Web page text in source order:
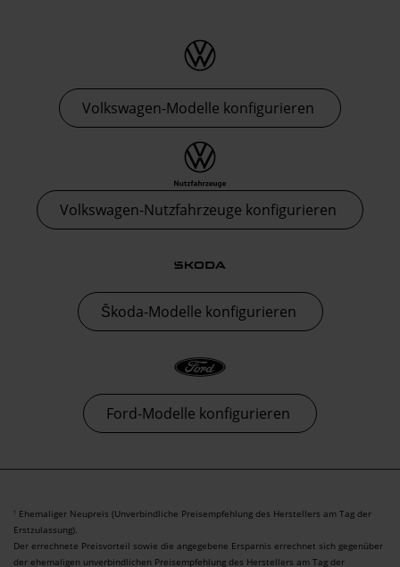
Volkswagen-Modelle konfigurieren
Volkswagen-Nutzfahrzeuge konfigurieren
Škoda-Modelle konfigurieren
Ford-Modelle konfigurieren
1 Ehemaliger Neupreis (Unverbindliche Preisempfehlung des Herstellers am Tag der
Erstzulassung).
Der errechnete Preisvorteil sowie die angegebene Ersparnis errechnet sich gegenüber
der ehemaligen unverbindlichen Preisempfehlung des Herstellers am Tag der